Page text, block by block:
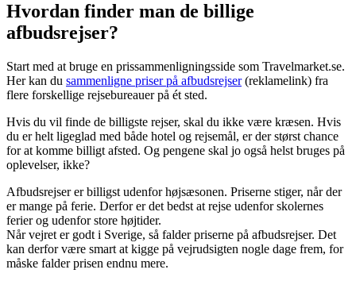
Hvordan finder man de billige
afbudsrejser?
Start med at bruge en prissammenligningsside som Travelmarket.se.
Her kan du sammenligne priser på afbudsrejser(reklamelink) fra
flere forskellige rejsebureauer på ét sted.
Hvis du vil finde de billigste rejser, skal du ikke være kræsen. Hvis
du er helt ligeglad med både hotel og rejsemål, er der størst chance
for at komme billigt afsted. Og pengene skal jo også helst bruges på
oplevelser, ikke?
Afbudsrejser er billigst udenfor højsæsonen. Priserne stiger, når der
er mange på ferie. Derfor er det bedst at rejse udenfor skolernes
ferier og udenfor store højtider.
Når vejret er godt i Sverige, så falder priserne på afbudsrejser. Det
kan derfor være smart at kigge på vejrudsigten nogle dage frem, for
måske falder prisen endnu mere.